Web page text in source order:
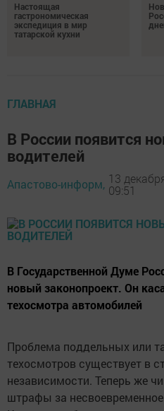
Настоящая
гастрономическая
экспедиция в мир
татарской кухни
ГЛАВНАЯ
В России появится
водителей
Апастово-информ, 13
09:51
В Государственной Думе
новый законопроект. Он
техосмотра автомобилей
Проблема поддельных или
техосмотров существует в
независимости. Теперь же
штрафы за